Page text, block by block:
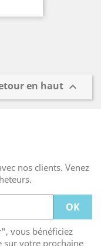
en haut 
nos clients. Venez
vous bénéficiez
sur votre prochaine